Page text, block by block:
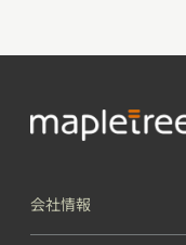
会社情報